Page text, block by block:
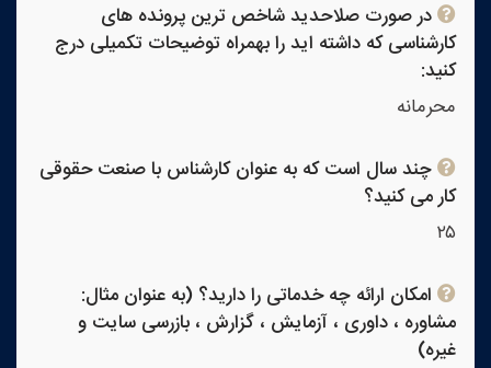
در صورت صلاحدید شاخص ترین پرونده های
کارشناسی که داشته اید را بهمراه توضیحات تکمیلی درج
کنید:
محرمانه
چند سال است که به عنوان کارشناس با صنعت حقوقی
کار می کنید؟
۲۵
امکان ارائه چه خدماتی را دارید؟ (به عنوان مثال:
مشاوره ، داوری ، آزمایش ، گزارش ، بازرسی سایت و
غیره)